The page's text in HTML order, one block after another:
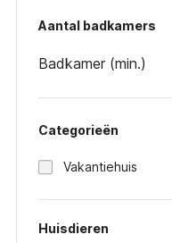
Aantal badkamers
Badkamer (min.)
Categorieën
Vakantiehuis
Huisdieren